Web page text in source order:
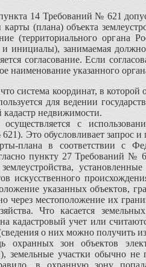
14 Требований № 621
(плана) объ­екта
(территориального органа
занимаемая
согласование. Ес­ли
наименование указанного
си­стема координат, в которой
для ведении
кадастр недвижимости.
с
Это обусловли­вает запрос и
плана в
пункту 27 Требований №
искусственного
указанных объектов,
че­рез местоположение их
Что касается
кадастровый учет или
о них можно получить
охранных зон объектов
земельные участки обычно
в охранную зону